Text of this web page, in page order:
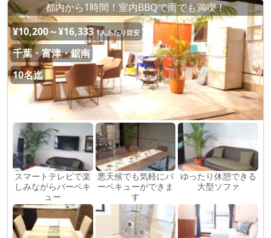
都内から1時間！室内BBQで雨でも満喫！
¥10,200～¥16,333 1人あたり目安
千葉・富津・鋸南
10名迄
スマートテレビで楽
しみながらバーベキ
ュー
悪天候でも気軽にバ
ーベキューができま
す
ゆったり休憩できる
大型ソファ